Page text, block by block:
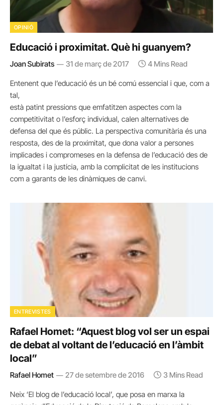
OPINIÓ
Educació i proximitat. Què hi guanyem?
Joan Subirats 31 de març de 2017 4 Mins Read
Entenent que l’educació és un bé comú essencial i que, com a
tal,
està patint pressions que emfatitzen aspectes com la
competitivitat o l’esforç individual, calen alternatives de
defensa del que és públic. La perspectiva comunitària és una
resposta, des de la proximitat, que dona valor a persones
implicades i compromeses en la defensa de l’educació des de
la igualtat i la justícia, amb la complicitat de les institucions
com a garants de les dinàmiques de canvi.
ENTREVISTES
Rafael Homet: “Aquest blog vol ser un espai
de debat al voltant de l’educació en l’àmbit
local”
Rafael Homet 27 de setembre de 2016 3 Mins Read
Neix ‘El blog de l’educació local’, que posa en marxa la